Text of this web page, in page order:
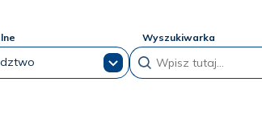
Wyszukiwarka